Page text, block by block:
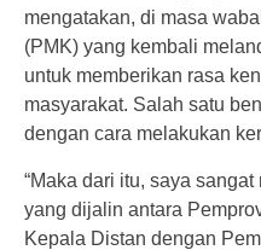
mengatakan, di masa
(PMK) yang kembali
untuk memberikan rasa
masyarakat. Salah satu
dengan cara melakukan
“Maka dari itu, saya
yang dijalin antara
Kepala Distan dengan